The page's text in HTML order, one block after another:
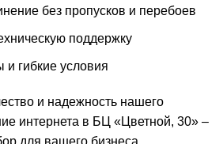
без пропусков и перебоев
поддержку
гибкие условия
и надежность нашего
интернета в БЦ «Цветной, 30» –
для вашего бизнеса.